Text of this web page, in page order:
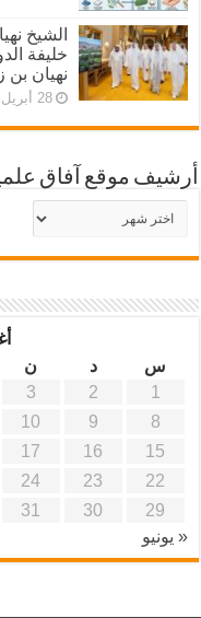
الشيخ
خليفة
نهيان بن
28 أبريل، 2026
أرشيف موقع آفاق
أرشيف
موقع
آفاق
س
د ن
1
2
3
8
9
10
15
16
17
22
23
24
29
30
31
« يونيو